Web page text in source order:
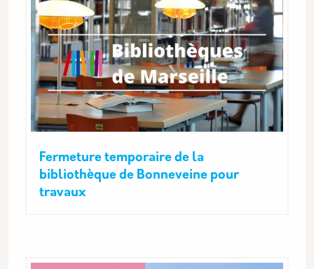
Fermeture temporaire de la
bibliothèque de Bonneveine pour
travaux